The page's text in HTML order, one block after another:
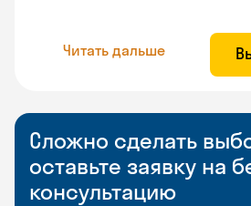
Читать дальше
Сложно сделать
оставьте заявку на
консультацию